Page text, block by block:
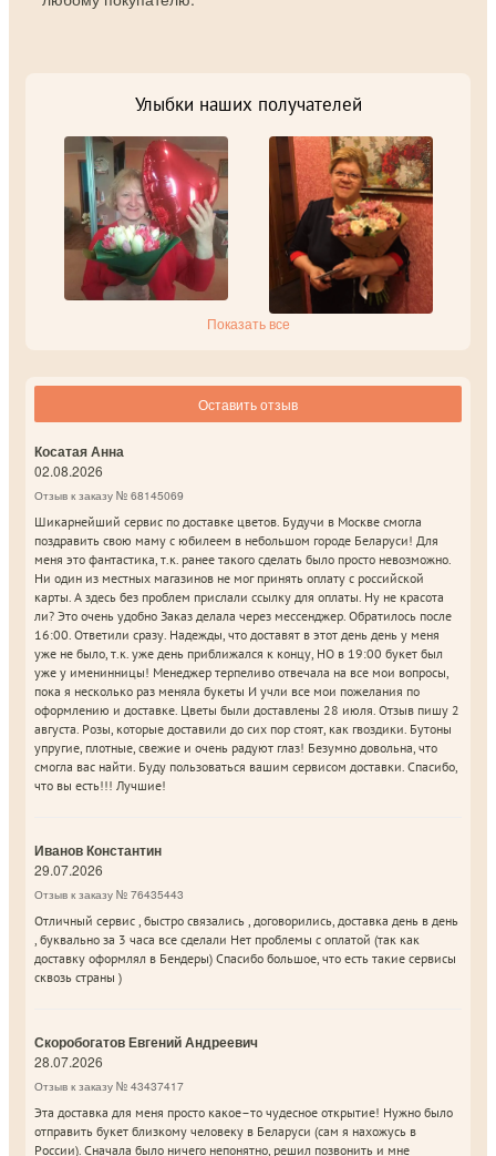
Улыбки наших получателей
Показать все
Оставить отзыв
Косатая Анна
02.08.2026
Отзыв к заказу № 68145069
Шикарнейший сервис по доставке цветов. Будучи в Москве смогла
поздравить свою маму с юбилеем в небольшом городе Беларуси! Для
меня это фантастика, т.к. ранее такого сделать было просто невозможно.
Ни один из местных магазинов не мог принять оплату с российской
карты. А здесь без проблем прислали ссылку для оплаты. Ну не красота
ли? Это очень удобно Заказ делала через мессенджер. Обратилось после
16:00. Ответили сразу. Надежды, что доставят в этот день день у меня
уже не было, т.к. уже день приближался к концу, НО в 19:00 букет был
уже у именинницы! Менеджер терпеливо отвечала на все мои вопросы,
пока я несколько раз меняла букеты И учли все мои пожелания по
оформлению и доставке. Цветы были доставлены 28 июля. Отзыв пишу 2
августа. Розы, которые доставили до сих пор стоят, как гвоздики. Бутоны
упругие, плотные, свежие и очень радуют глаз! Безумно довольна, что
смогла вас найти. Буду пользоваться вашим сервисом доставки. Спасибо,
что вы есть!!! Лучшие!
Иванов Константин
29.07.2026
Отзыв к заказу № 76435443
Отличный сервис , быстро связались , договорились, доставка день в день
, буквально за 3 часа все сделали Нет проблемы с оплатой (так как
доставку оформлял в Бендеры) Спасибо большое, что есть такие сервисы
сквозь страны )
Скоробогатов Евгений Андреевич
28.07.2026
Отзыв к заказу № 43437417
Эта доставка для меня просто какое–то чудесное открытие! Нужно было
отправить букет близкому человеку в Беларуси (сам я нахожусь в
России). Сначала было ничего непонятно, решил позвонить и мне